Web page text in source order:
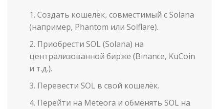
Создать кошелёк, совместимый с Solana
(например, Phantom или Solflare).
Приобрести SOL (Solana) на
централизованной бирже (Binance, KuCoin
и т.д.).
Перевести SOL в свой кошелёк.
Перейти на Meteora и обменять SOL на